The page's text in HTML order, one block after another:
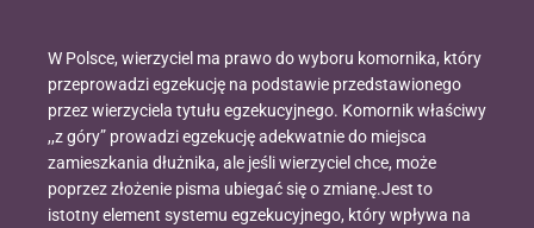
W Polsce, wierzyciel ma prawo do wyboru komornika, który
przeprowadzi egzekucję na podstawie przedstawionego
przez wierzyciela tytułu egzekucyjnego. Komornik właściwy
,,z góry” prowadzi egzekucję adekwatnie do miejsca
zamieszkania dłużnika, ale jeśli wierzyciel chce, może
poprzez złożenie pisma ubiegać się o zmianę.Jest to
istotny element systemu egzekucyjnego, który wpływa na